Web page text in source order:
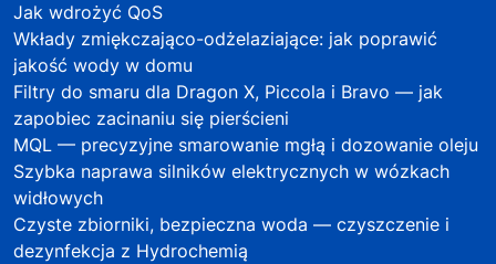
Jak wdrożyć QoS
Wkłady zmiękczająco-odżelaziające: jak poprawić
jakość wody w domu
Filtry do smaru dla Dragon X, Piccola i Bravo — jak
zapobiec zacinaniu się pierścieni
MQL — precyzyjne smarowanie mgłą i dozowanie oleju
Szybka naprawa silników elektrycznych w wózkach
widłowych
Czyste zbiorniki, bezpieczna woda — czyszczenie i
dezynfekcja z Hydrochemią